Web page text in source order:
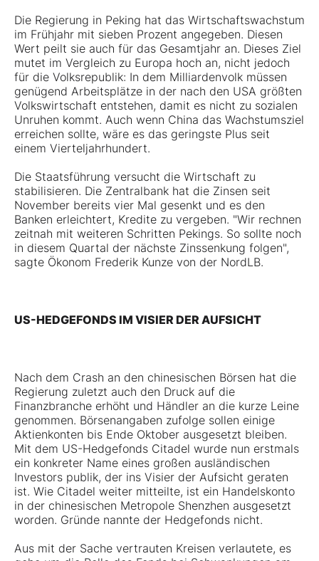
Die Regierung in Peking hat das Wirtschaftswachstum
im Frühjahr mit sieben Prozent angegeben. Diesen
Wert peilt sie auch für das Gesamtjahr an. Dieses Ziel
mutet im Vergleich zu Europa hoch an, nicht jedoch
für die Volksrepublik: In dem Milliardenvolk müssen
genügend Arbeitsplätze in der nach den USA größten
Volkswirtschaft entstehen, damit es nicht zu sozialen
Unruhen kommt. Auch wenn China das Wachstumsziel
erreichen sollte, wäre es das geringste Plus seit
einem Vierteljahrhundert.
Die Staatsführung versucht die Wirtschaft zu
stabilisieren. Die Zentralbank hat die Zinsen seit
November bereits vier Mal gesenkt und es den
Banken erleichtert, Kredite zu vergeben. "Wir rechnen
zeitnah mit weiteren Schritten Pekings. So sollte noch
in diesem Quartal der nächste Zinssenkung folgen",
sagte Ökonom Frederik Kunze von der NordLB.
US-HEDGEFONDS IM VISIER DER AUFSICHT
Nach dem Crash an den chinesischen Börsen hat die
Regierung zuletzt auch den Druck auf die
Finanzbranche erhöht und Händler an die kurze Leine
genommen. Börsenangaben zufolge sollen einige
Aktienkonten bis Ende Oktober ausgesetzt bleiben.
Mit dem US-Hedgefonds Citadel wurde nun erstmals
ein konkreter Name eines großen ausländischen
Investors publik, der ins Visier der Aufsicht geraten
ist. Wie Citadel weiter mitteilte, ist ein Handelskonto
in der chinesischen Metropole Shenzhen ausgesetzt
worden. Gründe nannte der Hedgefonds nicht.
Aus mit der Sache vertrauten Kreisen verlautete, es